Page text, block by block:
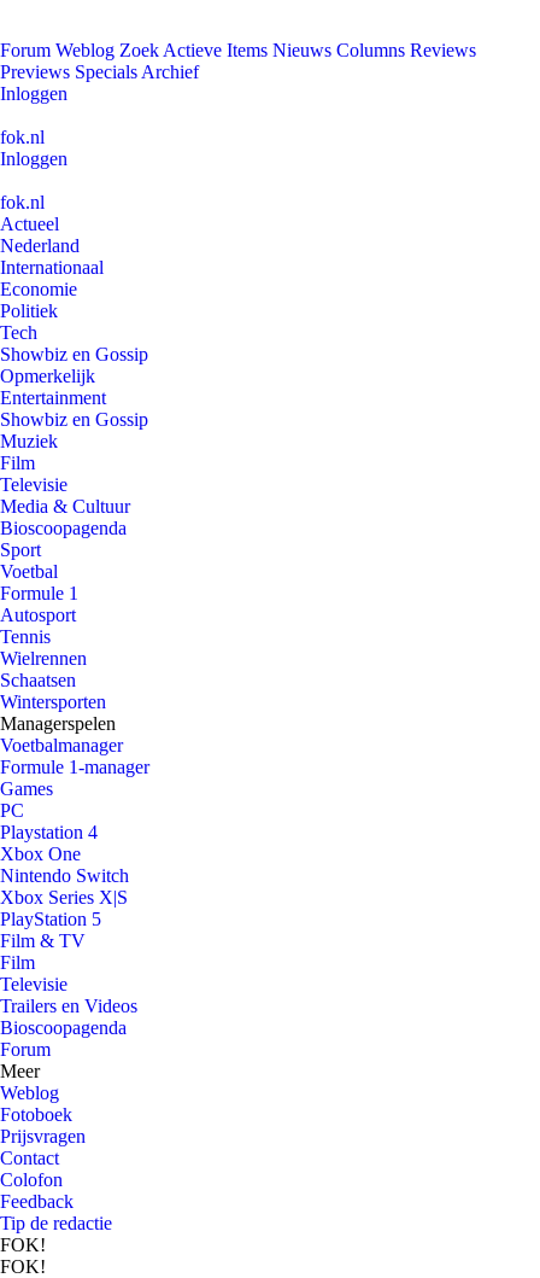
Forum Weblog Zoek Actieve Items Nieuws Columns Reviews
Previews Specials Archief
Inloggen
fok.nl
Inloggen
fok.nl
Actueel
Nederland
Internationaal
Economie
Politiek
Tech
Showbiz en Gossip
Opmerkelijk
Entertainment
Showbiz en Gossip
Muziek
Film
Televisie
Media & Cultuur
Bioscoopagenda
Sport
Voetbal
Formule 1
Autosport
Tennis
Wielrennen
Schaatsen
Wintersporten
Managerspelen
Voetbalmanager
Formule 1-manager
Games
PC
Playstation 4
Xbox One
Nintendo Switch
Xbox Series X|S
PlayStation 5
Film & TV
Film
Televisie
Trailers en Videos
Bioscoopagenda
Forum
Meer
Weblog
Fotoboek
Prijsvragen
Contact
Colofon
Feedback
Tip de redactie
FOK!
FOK!